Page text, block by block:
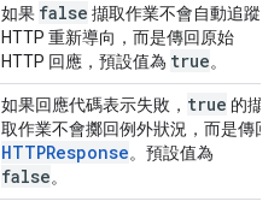
如果 false 擷取作業不會自動追蹤
HTTP 重新導向，而是傳回原始
HTTP 回應，預設值為 true。
如果回應代碼表示失敗， true 的擷
取作業不會擲回例外狀況，而是傳回
HTTPResponse。預設值為
false。